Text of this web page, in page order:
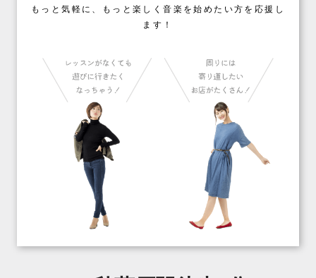
もっと気軽に、もっと楽しく音楽を始めたい方を応援し
ます！